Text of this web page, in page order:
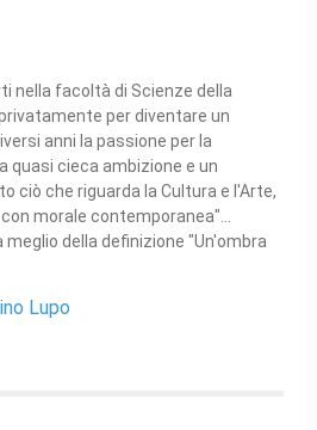
nella facoltà di Scienze della
per diventare un
anni la passione per la
quasi cieca ambizione e un
ciò che riguarda la Cultura e l'Arte,
morale contemporanea"...
della definizione "Un'ombra
Lupo